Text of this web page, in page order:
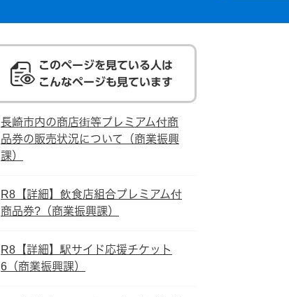
このページを見ている人は
こんなページも見ています
長崎市内の商店街等プレミアム付商
品券の販売状況について（商業振興
課）
R8【詳細】飲食店組合プレミアム付
商品券?（商業振興課）
R8【詳細】駅サイド応援チケット
6（商業振興課）